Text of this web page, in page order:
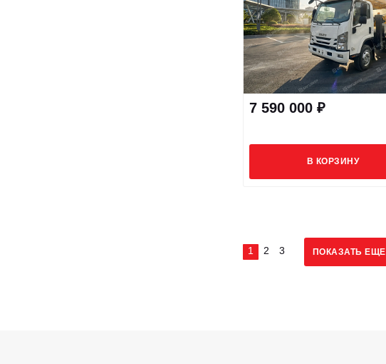
7 590 000 ₽
В КОРЗИНУ
ПОКАЗАТЬ ЕЩЕ
1 2 3